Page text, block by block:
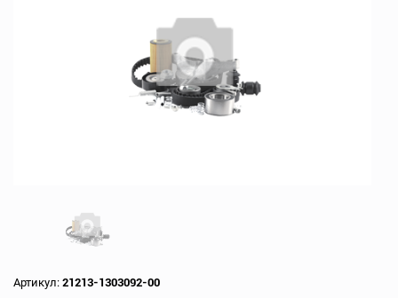
Артикул: 21213-1303092-00